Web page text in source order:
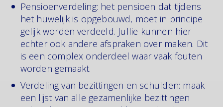
Pensioenverdeling: het pensioen dat tijdens
het huwelijk is opgebouwd, moet in principe
gelijk worden verdeeld. Jullie kunnen hier
echter ook andere afspraken over maken. Dit
is een complex onderdeel waar vaak fouten
worden gemaakt.
Verdeling van bezittingen en schulden: maak
een lijst van alle gezamenlijke bezittingen